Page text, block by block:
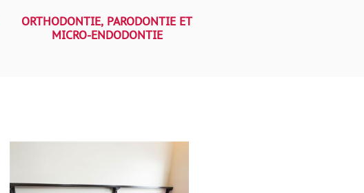
ORTHODONTIE, PARODONTIE ET
MICRO-ENDODONTIE